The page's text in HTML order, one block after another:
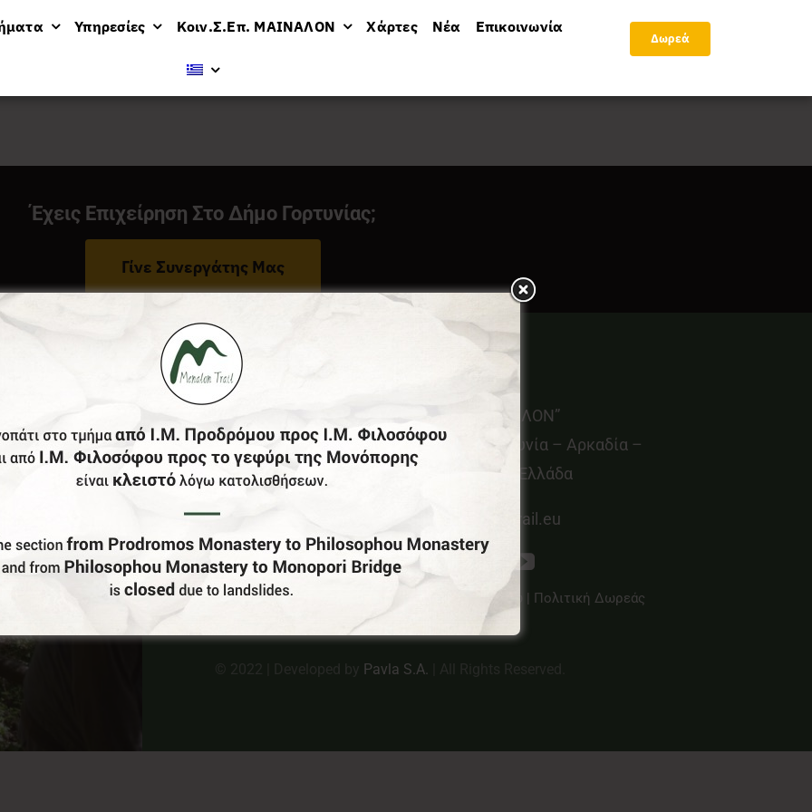
Υπηρεσίες Κοιν.Σ.Επ. ΜΑΙΝΑΛΟΝ Χάρτες Νέα Επικοινωνία
Δωρεά
Έχεις Επιχείρηση Στο Δήμο Γορτυνίας;
Γίνε Συνεργάτης Μας
Κοιν.Σ.Επ “ΜΑΙΝΑΛΟΝ”
Στεμνίτσα – Γορτυνία – Αρκαδία –
Πελοπόννησος – Ελλάδα
info@menalontrail.eu
Πολιτική Απορρήτου | Πολιτική Δωρεάς
Pavla S.A.